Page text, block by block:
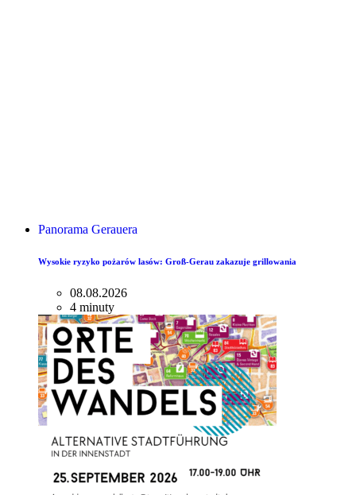
Panorama Gerauera
Wysokie ryzyko pożarów lasów: Groß-Gerau zakazuje grillowania
08.08.2026
4 minuty